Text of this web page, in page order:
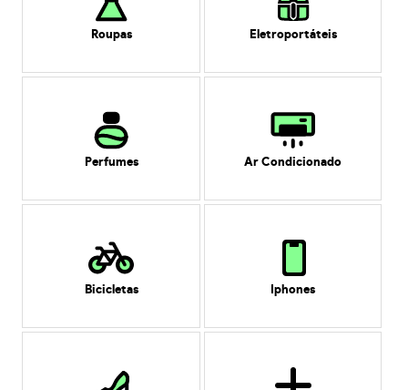
Roupas Eletroportáteis
Perfumes Ar Condicionado
Bicicletas Iphones